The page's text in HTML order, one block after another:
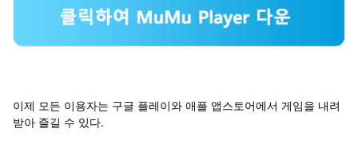
이제 모든 이용자는 구글 플레이와 애플 앱스토어에서 게임을 내려
받아 즐길 수 있다.